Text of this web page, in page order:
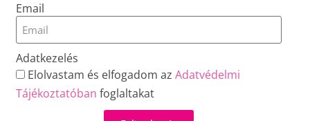
Email
Adatkezelés
Elolvastam és elfogadom azAdatvédelmi
Tájékoztatóban foglaltakat